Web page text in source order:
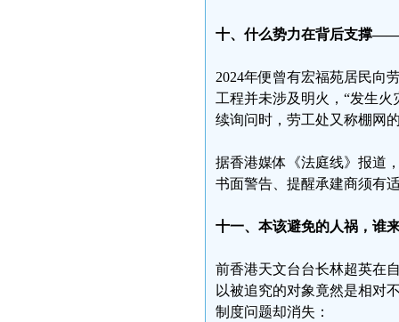
十、什么势力在背后支撑
2024年便曾有宏福苑居民向
工程并未涉及明火，“发生
续询问时，劳工处又称棚网
据香港媒体《法庭线》报道
书面警告、提醒承建商须有
十一、本该避免的人祸，谁
前香港天文台台长林超英在
以被追究的对象竟然是相对
制度问题却消失：